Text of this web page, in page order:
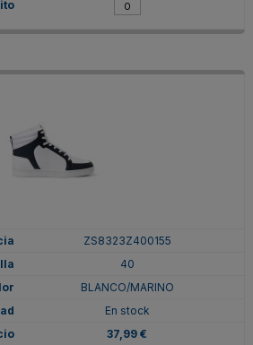
ZS8323Z400155
40
BLANCO/MARINO
En stock
37,99 €